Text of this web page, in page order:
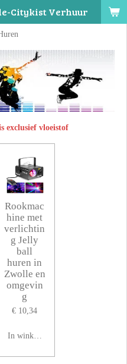
Citykist Verhuur
exclusief vloeistof
Rookmac
hine met
verlichtin
g Jelly
ball
huren in
Zwolle en
omgevin
g
€ 10,34
In winkelwagen